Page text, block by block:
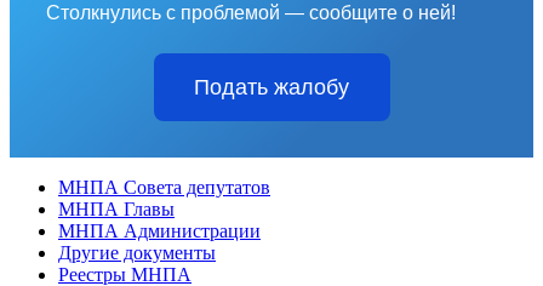
Столкнулись с проблемой — сообщите о ней!
Подать жалобу
МНПА Совета депутатов
МНПА Главы
МНПА Администрации
Другие документы
Реестры МНПА